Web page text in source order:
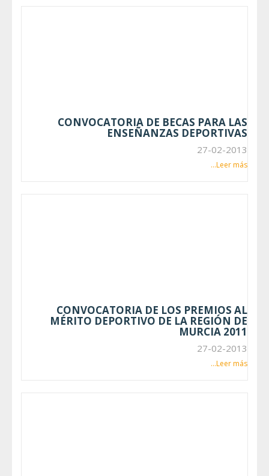
CONVOCATORIA DE BECAS PARA LAS
ENSEÑANZAS DEPORTIVAS
27-02-2013
Leer más...
CONVOCATORIA DE LOS PREMIOS AL
MÉRITO DEPORTIVO DE LA REGIÓN DE
MURCIA 2011
27-02-2013
Leer más...